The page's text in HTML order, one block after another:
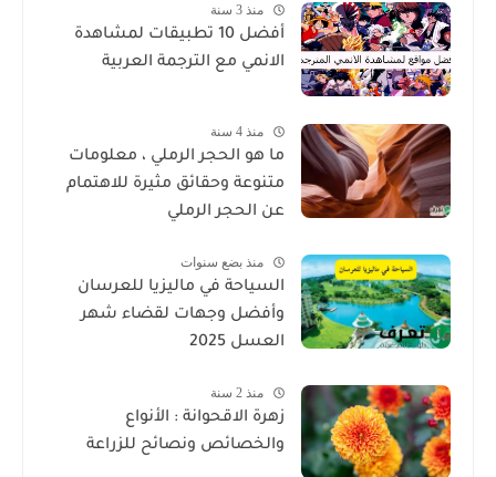
منذ 3 سنة
أفضل 10 تطبيقات لمشاهدة
الانمي مع الترجمة العربية
منذ 4 سنة
ما هو الحجر الرملي ، معلومات
متنوعة وحقائق مثيرة للاهتمام
عن الحجر الرملي
منذ بضع سنوات
السياحة في ماليزيا للعرسان
وأفضل وجهات لقضاء شهر
العسل 2025
منذ 2 سنة
زهرة الاقحوانة : الأنواع
والخصائص ونصائح للزراعة